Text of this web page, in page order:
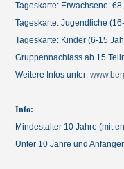
Tageskarte: Erwachsene:
Tageskarte: Jugendliche
Tageskarte: Kinder (6-15
Gruppennachlass ab 15
Weitere Infos unter:
Info:
Mindestalter 10 Jahre (mit
Unter 10 Jahre und